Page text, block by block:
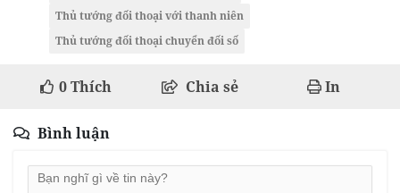
Thủ tướng đối thoại với thanh niên
Thủ tướng đối thoại chuyển đối số
0Thích Chia sẻ In
Bình luận